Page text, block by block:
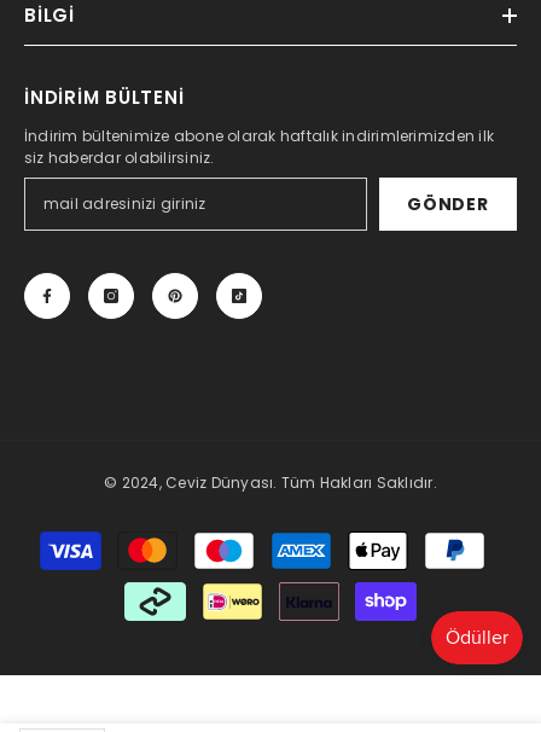
BILGI
İNDİRİM BÜLTENİ
İndirim bültenimize abone olarak haftalık indirimlerimizden ilk
siz haberdar olabilirsiniz.
GÖNDER
© 2024, Ceviz Dünyası. Tüm Hakları Saklıdır.
Payment
methods